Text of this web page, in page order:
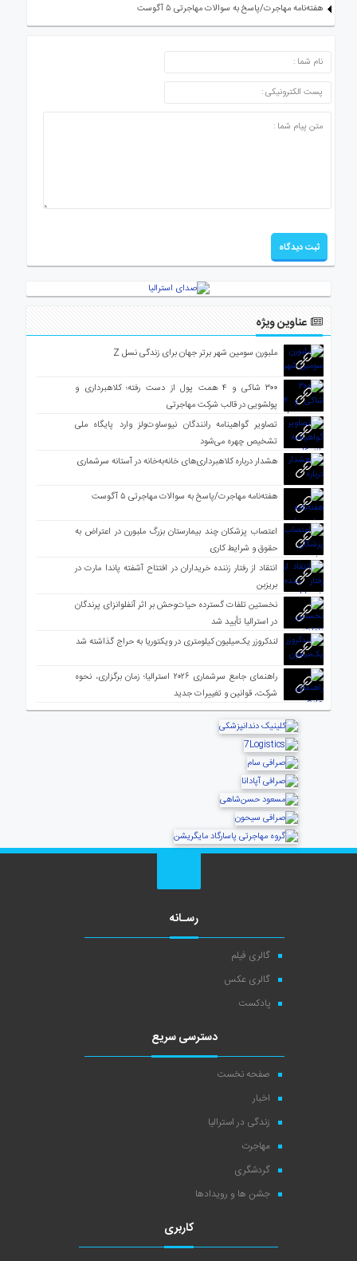
هفته‌نامه مهاجرت/پاسخ به سوالات مهاجرتی ۵ آگوست
ارسال دیدگاه
عناوین ویژه
ملبورن سومین شهر برتر جهان برای زندگی نسل Z
۳۰۰ شاکی و ۴ همت پول از دست رفته؛ کلاهبرداری و
پولشویی در قالب شرکت مهاجرتی
تصاویر گواهینامه رانندگان نیوساوت‌ولز وارد پایگاه ملی
تشخیص چهره می‌شود
هشدار درباره کلاهبرداری‌های خانه‌به‌خانه در آستانه سرشماری
هفته‌نامه مهاجرت/پاسخ به سوالات مهاجرتی ۵ آگوست
اعتصاب پزشکان چند بیمارستان بزرگ ملبورن در اعتراض به
حقوق و شرایط کاری
انتقاد از رفتار زننده خریداران در افتتاح آشفته پاندا مارت در
بریزبن
نخستین تلفات گسترده حیات‌وحش بر اثر آنفلوانزای پرندگان
در استرالیا تأیید شد
لندکروزر یک‌میلیون کیلومتری در ویکتوریا به حراج گذاشته شد
راهنمای جامع سرشماری ۲۰۲۶ استرالیا؛ زمان برگزاری، نحوه
شرکت، قوانین و تغییرات جدید
رسـانه
گالری فیلم
گالری عکس
پادکست
دسترسی سریع
صفحه نخست
اخبار
زندگی در استرالیا
مهاجرت
گردشگری
جشن ها و رویدادها
کاربری